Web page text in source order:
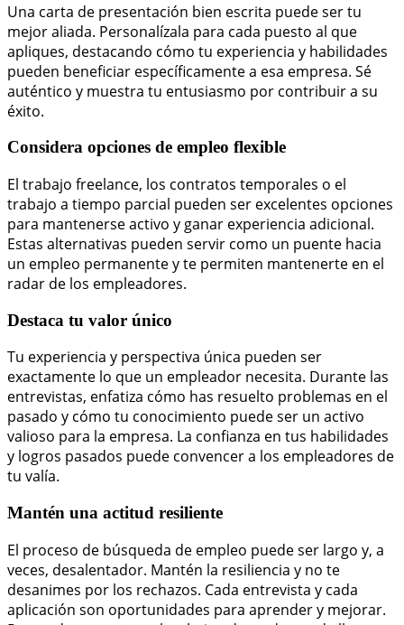
Una carta de presentación bien escrita puede ser tu
mejor aliada. Personalízala para cada puesto al que
apliques, destacando cómo tu experiencia y habilidades
pueden beneficiar específicamente a esa empresa. Sé
auténtico y muestra tu entusiasmo por contribuir a su
éxito.
Considera opciones de empleo flexible
El trabajo freelance, los contratos temporales o el
trabajo a tiempo parcial pueden ser excelentes opciones
para mantenerse activo y ganar experiencia adicional.
Estas alternativas pueden servir como un puente hacia
un empleo permanente y te permiten mantenerte en el
radar de los empleadores.
Destaca tu valor único
Tu experiencia y perspectiva única pueden ser
exactamente lo que un empleador necesita. Durante las
entrevistas, enfatiza cómo has resuelto problemas en el
pasado y cómo tu conocimiento puede ser un activo
valioso para la empresa. La confianza en tus habilidades
y logros pasados puede convencer a los empleadores de
tu valía.
Mantén una actitud resiliente
El proceso de búsqueda de empleo puede ser largo y, a
veces, desalentador. Mantén la resiliencia y no te
desanimes por los rechazos. Cada entrevista y cada
aplicación son oportunidades para aprender y mejorar.